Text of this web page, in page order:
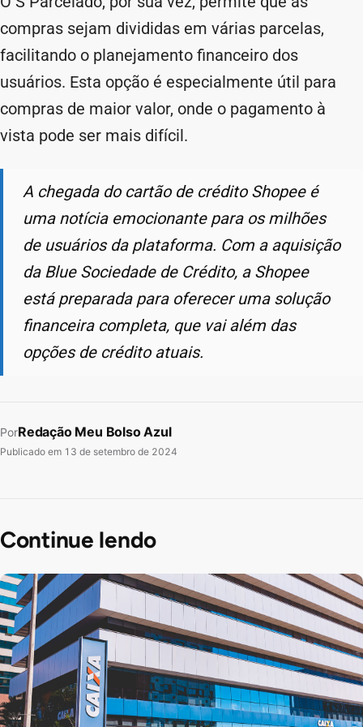
compras sejam divididas em várias parcelas,
facilitando o planejamento financeiro dos
usuários. Esta opção é especialmente útil para
compras de maior valor, onde o pagamento à
vista pode ser mais difícil.
A chegada do cartão de crédito Shopee é
uma notícia emocionante para os milhões
de usuários da plataforma. Com a aquisição
da Blue Sociedade de Crédito, a Shopee
está preparada para oferecer uma solução
financeira completa, que vai além das
opções de crédito atuais.
PorRedação Meu Bolso Azul
Publicado em 13 de setembro de 2024
Continue lendo